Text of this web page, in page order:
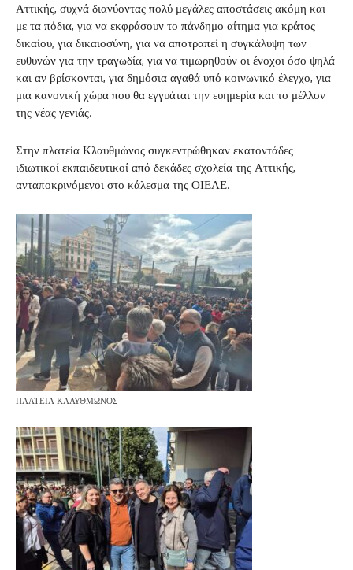
Αττικής, συχνά διανύοντας πολύ μεγάλες αποστάσεις ακόμη και
με τα πόδια, για να εκφράσουν το πάνδημο αίτημα για κράτος
δικαίου, για δικαιοσύνη, για να αποτραπεί η συγκάλυψη των
ευθυνών για την τραγωδία, για να τιμωρηθούν οι ένοχοι όσο ψηλά
και αν βρίσκονται, για δημόσια αγαθά υπό κοινωνικό έλεγχο, για
μια κανονική χώρα που θα εγγυάται την ευημερία και το μέλλον
της νέας γενιάς.
Στην πλατεία Κλαυθμώνος συγκεντρώθηκαν εκατοντάδες
ιδιωτικοί εκπαιδευτικοί από δεκάδες σχολεία της Αττικής,
ανταποκρινόμενοι στο κάλεσμα της ΟΙΕΛΕ.
ΠΛΑΤΕΙΑ ΚΛΑΥΘΜΩΝΟΣ